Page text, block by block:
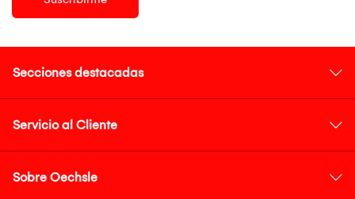
Secciones destacadas
Servicio al Cliente
Sobre Oechsle